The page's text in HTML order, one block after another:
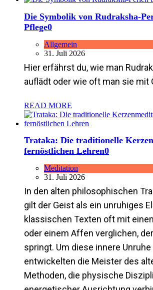
Die Symbolik von Rudraksha-
Pflege0
Allgemein
31. Juli 2026
Hier erfährst du, wie man
auflädt oder wie oft man sie mit
READ MORE
Trataka: Die traditionelle
fernöstlichen Lehren0
Meditation
31. Juli 2026
In den alten philosophischen
gilt der Geist als ein unruhiges
klassischen Texten oft mit
oder einem Affen verglichen,
springt. Um diese innere
entwickelten die Meister des
Methoden, die physische